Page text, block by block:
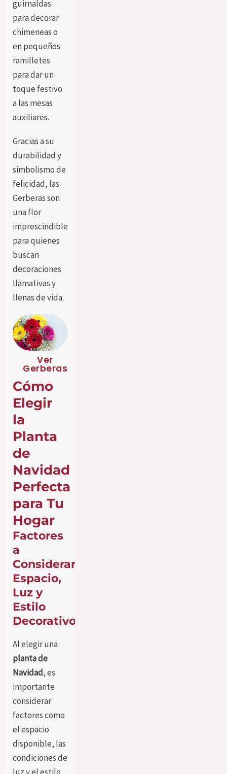
guirnaldas
para decorar
chimeneas o
en pequeños
ramilletes
para dar un
toque festivo
a las mesas
auxiliares.
Gracias a su
durabilidad y
simbolismo de
felicidad, las
Gerberas son
una flor
imprescindible
para quienes
buscan
decoraciones
llamativas y
llenas de vida.
Ver
Gerberas
Cómo
Elegir
la
Planta
de
Navidad
Perfecta
para Tu
Hogar
Factores
a
Considerar:
Espacio,
Luz y
Estilo
Decorativo
Al elegir una
planta de
Navidad, es
importante
considerar
factores como
el espacio
disponible, las
condiciones de